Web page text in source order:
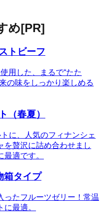
め[PR]
トビーフ
用した、まるで“たた
の味をしっかり楽しめる
（春夏）
に、人気のフィナンシェ
を贅沢に詰め合わせまし
適です。
箱タイプ
ったフルーツゼリー！常温
最適。